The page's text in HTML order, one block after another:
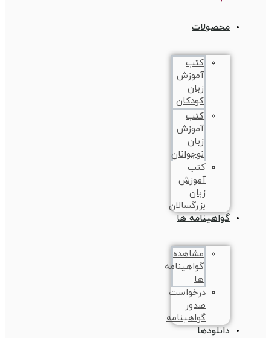
محصولات
کتب
آموزش
زبان
کودکان
کتب
آموزش
زبان
نوجوانان
کتب
آموزش
زبان
بزرگسالان
گواهینامه ها
مشاهده
گواهینامه
ها
درخواست
صدور
گواهینامه
دانلودها